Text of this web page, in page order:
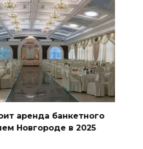
аренда банкетного
Новгороде в 2025